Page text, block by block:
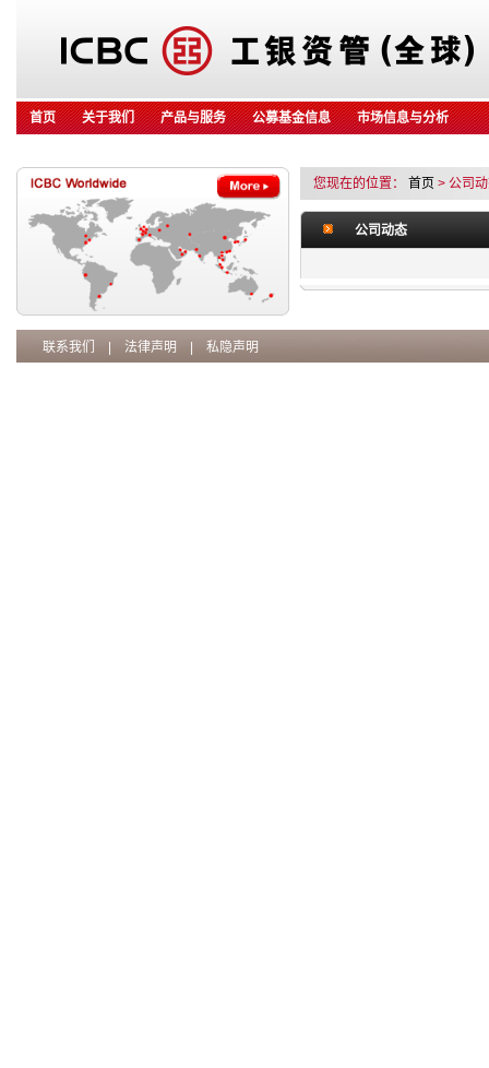
首页 关于我们 产品与服务 公募基金信息 市场信息与分析
您现在的位置： 首页 > 公司
公司动态
联系我们 法律声明 私隐声明